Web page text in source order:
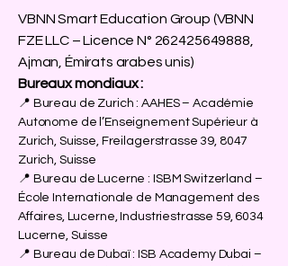
VBNN Smart Education Group (VBNN
FZE LLC – Licence N° 262425649888
Ajman, Émirats arabes unis)
Bureaux mondiaux :
📍 Bureau de Zurich : AAHES – Académie
Autonome de l’Enseignement Supérieur à
Zurich, Suisse, Freilagerstrasse 39, 8047
Zurich, Suisse
📍 Bureau de Lucerne : ISBM Switzerland –
École Internationale de Management des
Affaires, Lucerne, Industriestrasse 59, 6034
Lucerne, Suisse
📍 Bureau de Dubaï : ISB Academy Dubai –